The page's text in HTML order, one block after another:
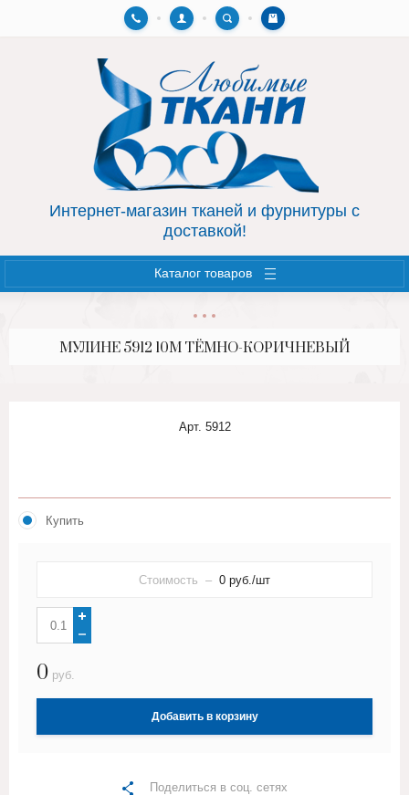
AIRTON.HOME
СУМКИ, КОСМЕТИЧКИ
Интернет-магазин тканей и фурнитуры с
доставкой!
Каталог товаров
МУЛИНЕ 5912 10М ТЁМНО-КОРИЧНЕВЫЙ
Арт. 5912
Купить
Стоимость – 0 руб./шт
0 руб.
Добавить в корзину
Поделиться в соц. сетях